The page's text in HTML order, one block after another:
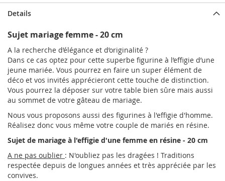
Details
Sujet mariage femme - 20 cm
A la recherche d’élégance et d’originalité ?
Dans ce cas optez pour cette superbe figurine à l’effigie d’une
jeune mariée. Vous pourrez en faire un super élément de
déco et vos invités apprécieront cette touche de distinction.
Vous pourrez la déposer sur votre table bien sûre mais aussi
au sommet de votre gâteau de mariage.
Nous vous proposons aussi des figurines à l'effigie d'homme.
Réalisez donc vous même votre couple de mariés en résine.
Sujet de mariage à l'effigie d'une femme en résine - 20 cm
A ne pas oublier : N'oubliez pas les dragées ! Traditions
respectée depuis de longues années et très appréciée par les
convives.